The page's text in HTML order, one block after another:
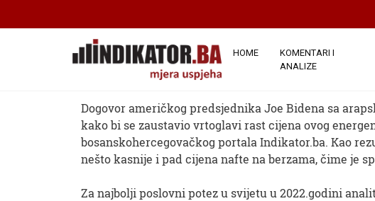
HOME
KOMENTARI I
ANALIZE
Najbolji poslovni potez u svijetu u
Autor:Indikator.ba
Dogovor američkog predsjednika Joe Bidena sa
kako bi se zaustavio vrtoglavi rast cijena ovog
bosanskohercegovačkog portala Indikator.ba. Kao
nešto kasnije i pad cijena nafte na berzama, čime je
Za najbolji poslovni potez u svijetu u 2022.godini